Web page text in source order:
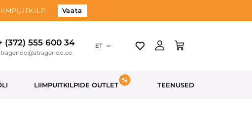
Vaata
(372) 555 600 34 ET
LIIMPUITKILPIDE OUTLET TEENUSED